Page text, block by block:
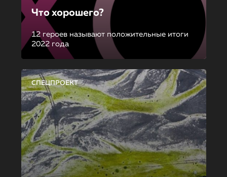
Что хорошего?
12 героев называют положительные итоги
2022 года
СПЕЦПРОЕКТ